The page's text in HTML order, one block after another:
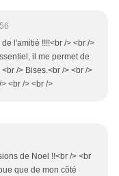
l'amitié !!!!<br /> <br />
il me permet de
/> Bises.<br /> <br />
<br /> <br />
de Noel !!<br /> <br
que de mon côté